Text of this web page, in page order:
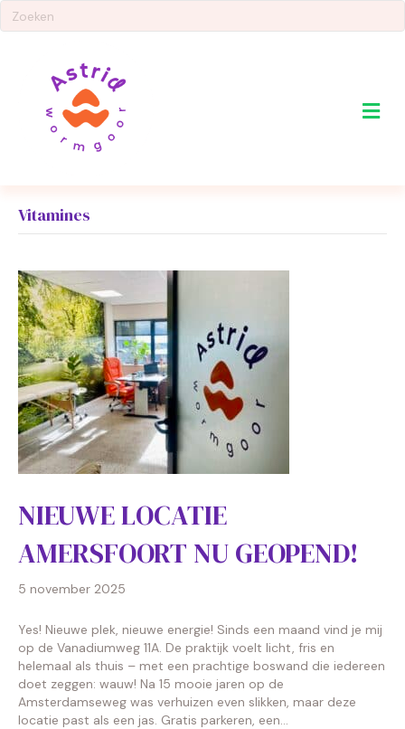
Vitamines
NIEUWE LOCATIE
AMERSFOORT NU GEOPEND!
5 november 2025
Yes! Nieuwe plek, nieuwe energie! Sinds een maand vind je mij
op de Vanadiumweg 11A. De praktijk voelt licht, fris en
helemaal als thuis – met een prachtige boswand die iedereen
doet zeggen: wauw! Na 15 mooie jaren op de
Amsterdamseweg was verhuizen even slikken, maar deze
locatie past als een jas. Gratis parkeren, een…